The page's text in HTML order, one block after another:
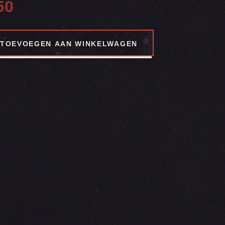
TOEVOEGEN AAN WINKELWAGEN